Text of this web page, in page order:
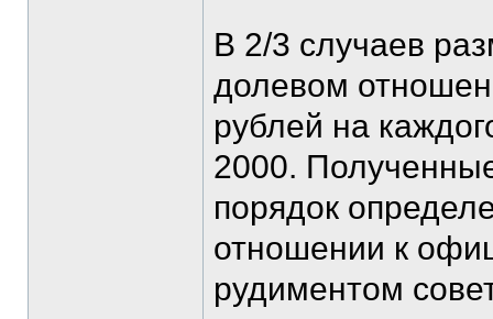
В 2/3 случаев
долевом
рублей на
2000.
порядок
отношении к
рудиментом